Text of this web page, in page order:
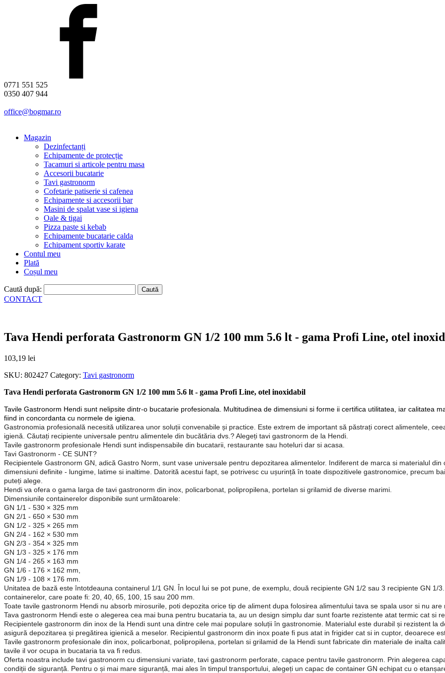
0771 551 525
0350 407 944
office@bogmar.ro
Magazin
Dezinfectanți
Echipamente de protecție
Tacamuri si articole pentru masa
Accesorii bucatarie
Tavi gastronorm
Cofetarie patiserie si cafenea
Echipamente si accesorii bar
Masini de spalat vase si igiena
Oale & tigai
Pizza paste si kebab
Echipamente bucatarie calda
Echipament sportiv karate
Contul meu
Plată
Coșul meu
Caută după:
CONTACT
Tava Hendi perforata Gastronorm GN 1/2 100 mm 5.6 lt - gama Profi Line, otel
103,19 lei
SKU: 802427 Category: Tavi gastronorm
Tava Hendi perforata Gastronorm GN 1/2 100 mm 5.6 lt - gama Profi Line, otel inoxidabil
Tavile Gastronorm Hendi sunt nelipsite dintr-o bucatarie profesionala. Multitudinea de dimensiuni si forme ii certifica utilitatea, iar calitatea
fiind in concordanta cu normele de igiena.
Gastronomia profesională necesită utilizarea unor soluții convenabile și practice. Este extrem de important să păstrați corect alimentele,
igienă. Căutați recipiente universale pentru alimentele din bucătăria dvs.? Alegeți tavi gastronorm de la Hendi.
Tavile gastronorm profesionale Hendi sunt indispensabile din bucatarii, restaurante sau hoteluri dar si acasa.
Tavi Gastronorm - CE SUNT?
Recipientele Gastronorm GN, adică Gastro Norm, sunt vase universale pentru depozitarea alimentelor. Indiferent de marca si materialul
dimensiuni definite - lungime, latime si inaltime. Datorită acestui fapt, se potrivesc cu ușurință în toate dispozitivele gastronomice, precum
puteți alege.
Hendi va ofera o gama larga de tavi gastronorm din inox, policarbonat, polipropilena, portelan si grilamid de diverse marimi.
Dimensiunile containerelor disponibile sunt următoarele:
GN 1/1 - 530 × 325 mm
GN 2/1 - 650 × 530 mm
GN 1/2 - 325 × 265 mm
GN 2/4 - 162 × 530 mm
GN 2/3 - 354 × 325 mm
GN 1/3 - 325 × 176 mm
GN 1/4 - 265 × 163 mm
GN 1/6 - 176 × 162 mm,
GN 1/9 - 108 × 176 mm.
Unitatea de bază este întotdeauna containerul 1/1 GN. În locul lui se pot pune, de exemplu, două recipiente GN 1/2 sau 3 recipiente GN 1/
containerelor, care poate fi: 20, 40, 65, 100, 15 sau 200 mm.
Toate tavile gastronorm Hendi nu absorb mirosurile, poti depozita orice tip de aliment dupa folosirea alimentului tava se spala usor si nu are
Tava gastronorm Hendi este o alegerea cea mai buna pentru bucataria ta, au un design simplu dar sunt foarte rezistente atat termic cat si
Recipientele gastronorm din inox de la Hendi sunt una dintre cele mai populare soluții în gastronomie. Materialul este durabil și rezistent
asigură depozitarea și pregătirea igienică a meselor. Recipientul gastronorm din inox poate fi pus atat in frigider cat si in cuptor, deoarece
Tavile gastronorm profesionale din inox, policarbonat, polipropilena, portelan si grilamid de la Hendi sunt fabricate din materiale de inalta
tavile il vor ocupa in bucataria ta va fi redus.
Oferta noastra include tavi gastronorm cu dimensiuni variate, tavi gastronorm perforate, capace pentru tavile gastronorm. Prin alegerea
condiții de siguranță. Pentru o și mai mare siguranță, mai ales în timpul transportului, alegeți un capac de container GN echipat cu o